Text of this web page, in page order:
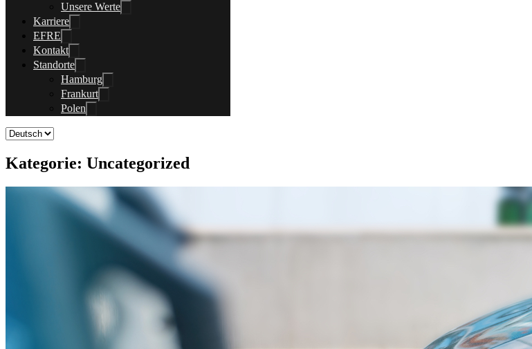
Unsere Werte
Karriere
EFRE
Kontakt
Standorte
Hamburg
Frankurt
Polen
Kategorie: Uncategorized